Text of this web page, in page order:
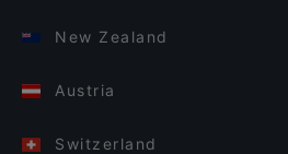
New Zealand
Austria
Switzerland